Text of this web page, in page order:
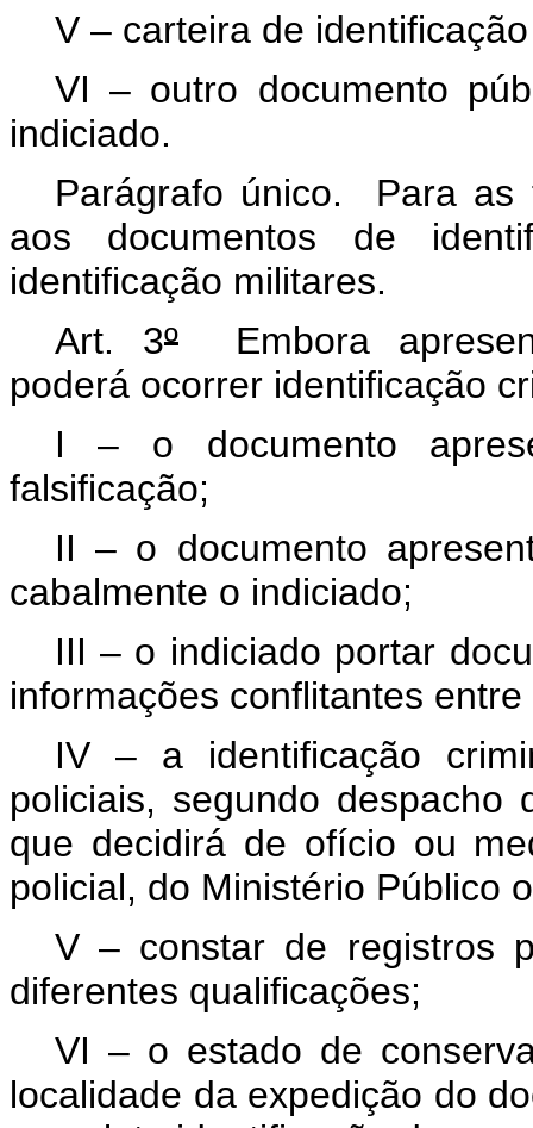
V – carteira de
VI – outro documento
indiciado.
Parágrafo único. Para as
aos documentos de
identificação militares.
Art. 3ºEmbora
poderá ocorrer identificação
I – o documento
falsificação;
II – o documento
cabalmente o indiciado;
III – o indiciado portar
informações conflitantes entre
IV – a identificação
policiais, segundo despacho
que decidirá de ofício ou
policial, do Ministério Público
V – constar de registros
diferentes qualificações;
VI – o estado de
localidade da expedição do